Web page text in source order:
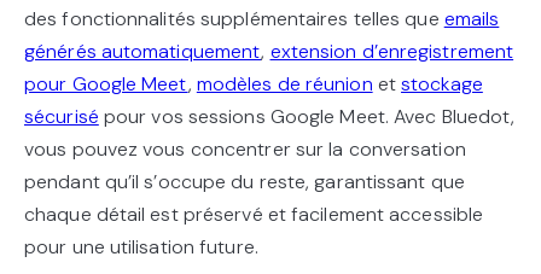
des fonctionnalités supplémentaires telles que emails
générés automatiquement, extension d’enregistrement
pour Google Meet, modèles de réunion etstockage
sécurisé pour vos sessions Google Meet. Avec Bluedot,
vous pouvez vous concentrer sur la conversation
pendant qu’il s’occupe du reste, garantissant que
chaque détail est préservé et facilement accessible
pour une utilisation future.